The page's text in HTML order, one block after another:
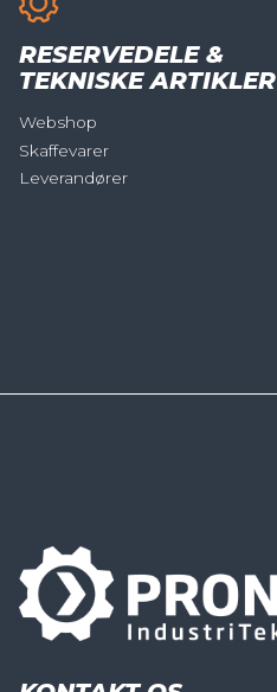
RESERVEDELE &
TEKNISKE ARTIKLER
Webshop
Skaffevarer
Leverandører